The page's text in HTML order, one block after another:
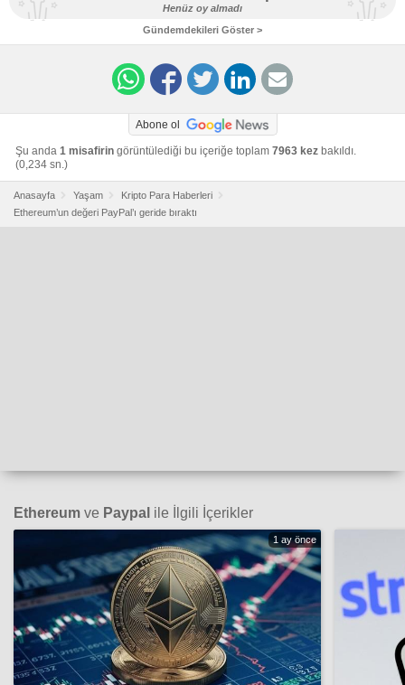
Henüz oy almadı
Gündemdekileri Göster >
Abone ol
Şu anda 1 misafirin görüntülediği bu içeriğe toplam 7963 kez bakıldı.
(0,234 sn.)
Anasayfa Yaşam
Kripto Para Haberleri
Ethereum’un değeri PayPal’ı geride bıraktı
Ethereum ve Paypal ile İlgili İçerikler
1 ay önce